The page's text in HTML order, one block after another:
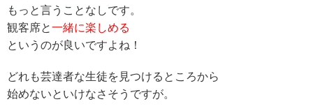
もっと言うことなしです。
観客席と一緒に楽しめる
というのが良いですよね！
どれも芸達者な生徒を見つけるところから
始めないといけなさそうですが。